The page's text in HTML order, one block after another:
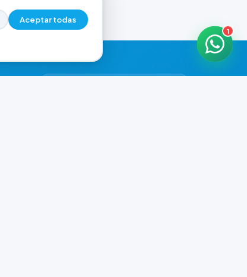
1
Aceptar todas